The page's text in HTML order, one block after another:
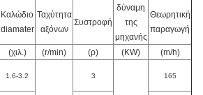
Καλώδιο
diamater
Ταχύτητα
αξόνων
Συστροφή
δύναμη
της
μηχανής
Θεωρητική
παραγωγή
(χιλ.) (r/min) (ρ) (KW) (m/h)
1.6-3.2 3 165